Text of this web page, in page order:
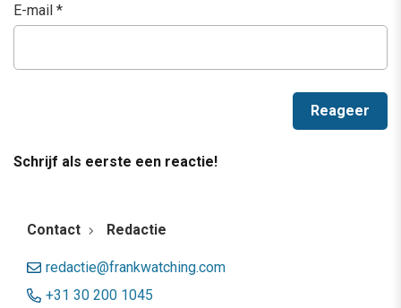
E-mail *
Schrijf als eerste een reactie!
Contact Redactie
redactie@frankwatching.com
+31 30 200 1045